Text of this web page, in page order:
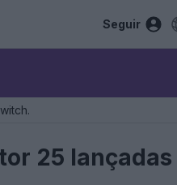
Seguir
25 lançadas